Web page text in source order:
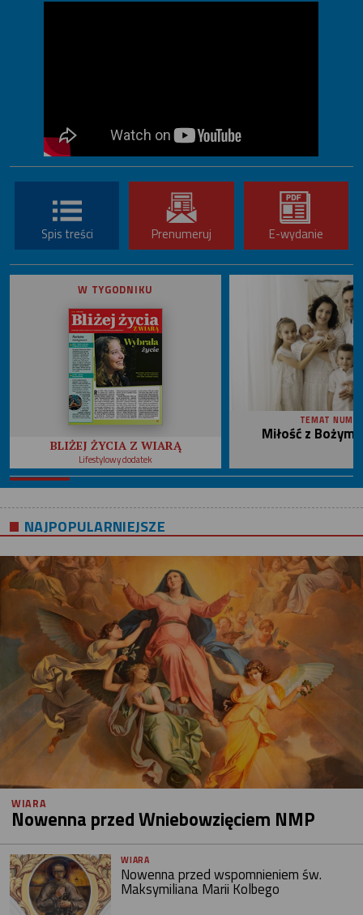
Spis treści Prenumeruj E-wydanie
W TYGODNIKU
BLIŻEJ ŻYCIA Z WIARĄ
Lifestylowy dodatek
TEMAT
Miłość z
NAJPOPULARNIEJSZE
WIARA
Nowenna przed Wniebowzięciem NMP
WIARA
Nowenna przed wspomnieniem św.
Maksymiliana Marii Kolbego